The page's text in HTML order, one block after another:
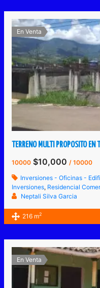
En Venta
TERRENO MULTI PROPOSITO EN
10000 $10,000 / 10000
Inversiones - Oficinas -
Inversiones, Residencial
Neptali Silva Garcia
216 m2
En Venta